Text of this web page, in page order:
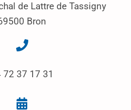
de Lattre de Tassigny
Bron
72 37 17 31